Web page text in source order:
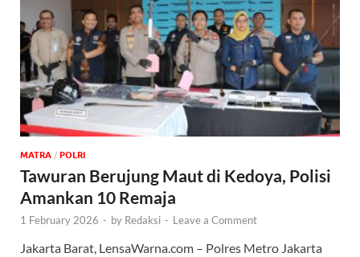
MATRA / POLRI
Tawuran Berujung Maut di Kedoya, Polisi
Amankan 10 Remaja
1 February 2026 - by Redaksi - Leave a Comment
Jakarta Barat, LensaWarna.com – Polres Metro Jakarta